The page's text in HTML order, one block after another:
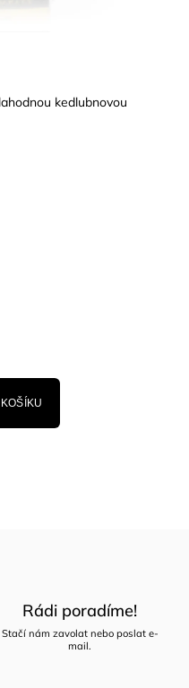
kedlubnovou
Rádi poradíme!
Stačí nám zavolat nebo poslat e-
mail.